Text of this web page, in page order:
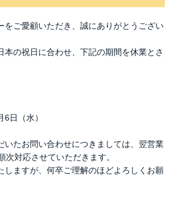
をご愛顧いただき、誠にありがとうござい
本の祝日に合わせ、下記の期間を休業とさ
日（水）
いたお問い合わせにつきましては、翌営業
次対応させていただきます。
しますが、何卒ご理解のほどよろしくお願